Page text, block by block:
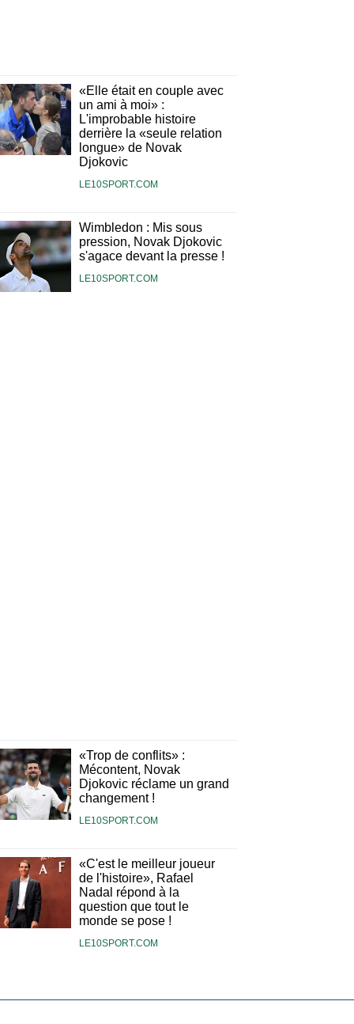
«Elle était en couple avec
un ami à moi» :
L'improbable histoire
derrière la «seule relation
longue» de Novak
Djokovic
LE10SPORT.COM
Wimbledon : Mis sous
pression, Novak Djokovic
s'agace devant la presse !
LE10SPORT.COM
«Trop de conflits» :
Mécontent, Novak
Djokovic réclame un grand
changement !
LE10SPORT.COM
«C'est le meilleur joueur
de l'histoire», Rafael
Nadal répond à la
question que tout le
monde se pose !
LE10SPORT.COM